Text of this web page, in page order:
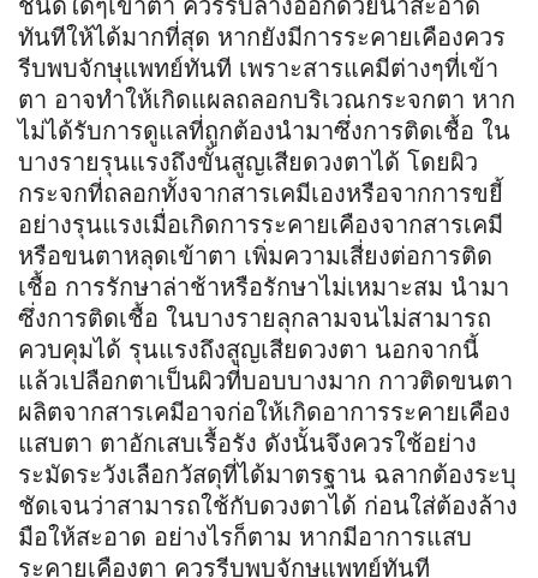
ทันทีให้ได้มากที่สุด หากยังมีการระคายเคืองควร
รีบพบจักษุแพทย์ทันที เพราะสารแคมีต่างๆที่เข้า
ตา อาจทำให้เกิดแผลถลอกบริเวณกระจกตา หาก
ไม่ได้รับการดูแลที่ถูกต้องนำมาซึ่งการติดเชื้อ ใน
บางรายรุนแรงถึงขั้นสูญเสียดวงตาได้ โดยผิว
กระจกที่ถลอกทั้งจากสารเคมีเองหรือจากการขยี้
อย่างรุนแรงเมื่อเกิดการระคายเคืองจากสารเคมี
หรือขนตาหลุดเข้าตา เพิ่มความเสี่ยงต่อการติด
เชื้อ การรักษาล่าช้าหรือรักษาไม่เหมาะสม นำมา
ซึ่งการติดเชื้อ ในบางรายลุกลามจนไม่สามารถ
ควบคุมได้ รุนแรงถึงสูญเสียดวงตา นอกจากนี้
แล้วเปลือกตาเป็นผิวที่บอบบางมาก กาวติดขนตา
ผลิตจากสารเคมีอาจก่อให้เกิดอาการระคายเคือง
แสบตา ตาอักเสบเรื้อรัง ดังนั้นจึงควรใช้อย่าง
ระมัดระวังเลือกวัสดุที่ได้มาตรฐาน ฉลากต้องระบุ
ชัดเจนว่าสามารถใช้กับดวงตาได้ ก่อนใส่ต้องล้าง
มือให้สะอาด อย่างไรก็ตาม หากมีอาการแสบ
ระคายเคืองตา ควรรีบพบจักษุแพทย์ทันที